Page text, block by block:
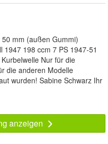
mm (außen Gummi)
198 ccm 7 PS 1947-51
Nur für die
die anderen Modelle
wurden! Sabine Schwarz Ihr
anzeigen